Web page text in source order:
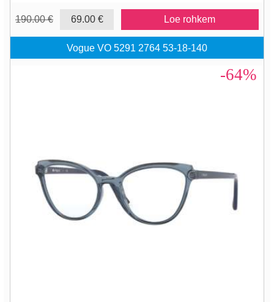
190.00 € 69.00 € Loe rohkem
Vogue VO 5291 2764 53-18-140
-64%